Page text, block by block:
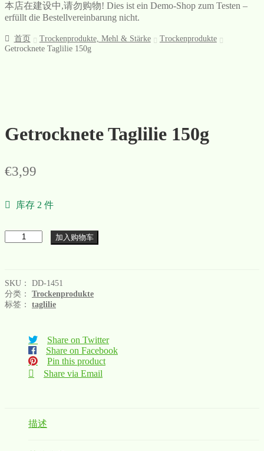
本店在建设中,请勿购物! Dies ist ein Demo-Shop zum Testen –
erfüllt die Bestellvereinbarung nicht.
首页 Trockenprodukte, Mehl & Stärke
Trockenprodukte
Getrocknete Taglilie 150g
Getrocknete Taglilie 150g
€3,99
库存 2 件
加入购物车
SKU： DD-1451
分类： Trockenprodukte
标签： taglilie
Share on Twitter
Share on Facebook
Pin this product
Share via Email
描述